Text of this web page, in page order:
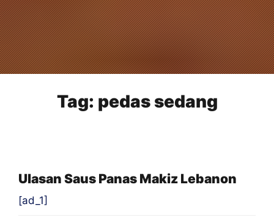
Tag: pedas sedang
Ulasan Saus Panas Makiz Lebanon
[ad_1]